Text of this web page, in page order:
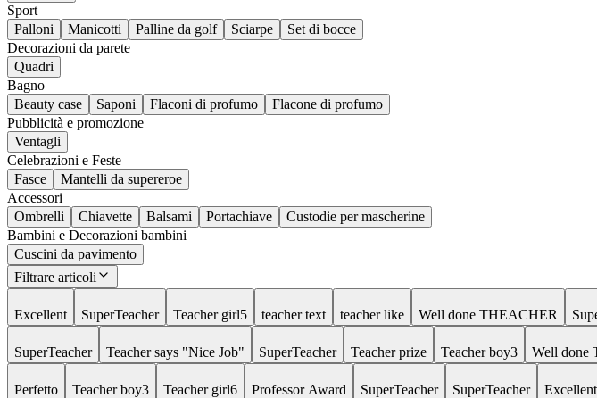
Sport
Palloni
Manicotti Palline da golf Sciarpe
Set di bocce
Decorazioni da parete
Quadri
Bagno
Beauty case
Saponi Flaconi di profumo
Flacone di profumo
Pubblicità e promozione
Ventagli
Celebrazioni e Feste
Fasce
Mantelli da supereroe
Accessori
Ombrelli
Chiavette Balsami Portachiave
Custodie per mascherine
Bambini e Decorazioni bambini
Cuscini da pavimento
Filtrare articoli
Excellent SuperTeacher Teacher girl5 teacher text teacher like Well done THEACHER
SuperTeacher Teacher says "Nice Job" SuperTeacher Teacher prize Teacher boy3 Well done
Perfetto Teacher boy3 Teacher girl6 Professor Award SuperTeacher SuperTeacher Excellent